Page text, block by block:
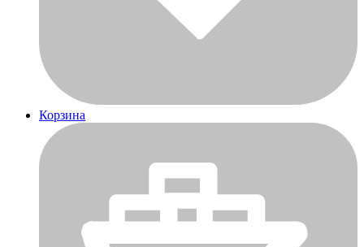
Корзина